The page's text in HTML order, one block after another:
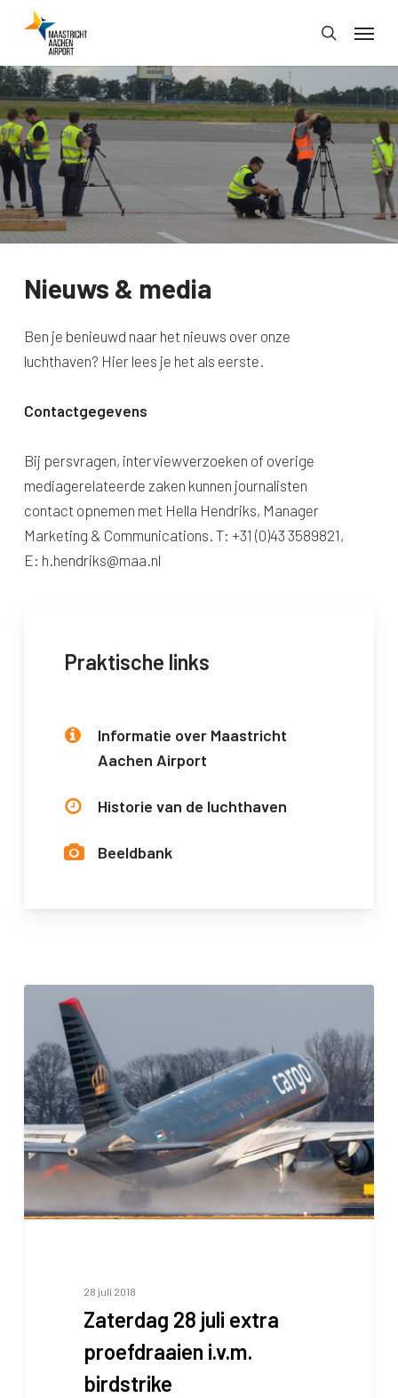
main
content
search
Menu
Nieuws & media
Ben je benieuwd naar het nieuws over onze
luchthaven? Hier lees je het als eerste.
Contactgegevens
Bij persvragen, interviewverzoeken of overige
mediagerelateerde zaken kunnen journalisten
contact opnemen met Hella Hendriks, Manager
Marketing & Communications. T: +31 (0)43 3589821,
E: h.hendriks@maa.nl
Praktische links
Informatie over Maastricht
Aachen Airport
Historie van de luchthaven
Beeldbank
Zaterdag
juli
extra
proefdraaien
i.v.m.
birdstrike
28 juli 2018
Zaterdag 28 juli extra
proefdraaien i.v.m.
birdstrike